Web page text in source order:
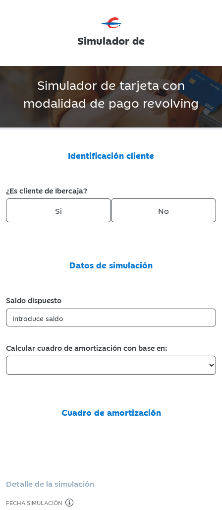
Simulador de
Simulador de tarjeta con
modalidad de pago revolving
Identificación cliente
¿Es cliente de Ibercaja?
Si No
Datos de simulación
Saldo dispuesto
Calcular cuadro de amortización con base en:
Cuadro de amortización
Detalle de la simulación
FECHA SIMULACIÓN